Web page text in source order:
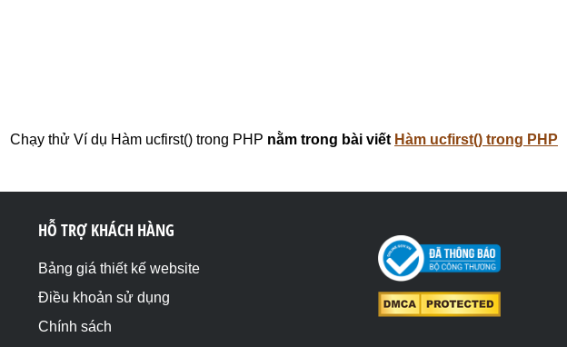
Chạy thử Ví dụ Hàm ucfirst() trong PHP nằm trong bài viết Hàm ucfirst() trong PHP
HỖ TRỢ KHÁCH HÀNG
Bảng giá thiết kế website
Điều khoản sử dụng
Chính sách